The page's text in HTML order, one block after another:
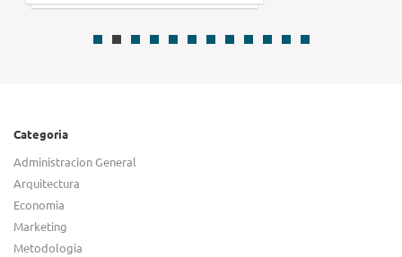
Categoria
Administracion General
Arquitectura
Economia
Marketing
Metodologia